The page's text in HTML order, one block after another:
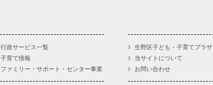
行政サービス一覧
子育て情報
ファミリー・サポート・センター事業
生野区子ども・子育てプラザ
当サイトについて
お問い合わせ